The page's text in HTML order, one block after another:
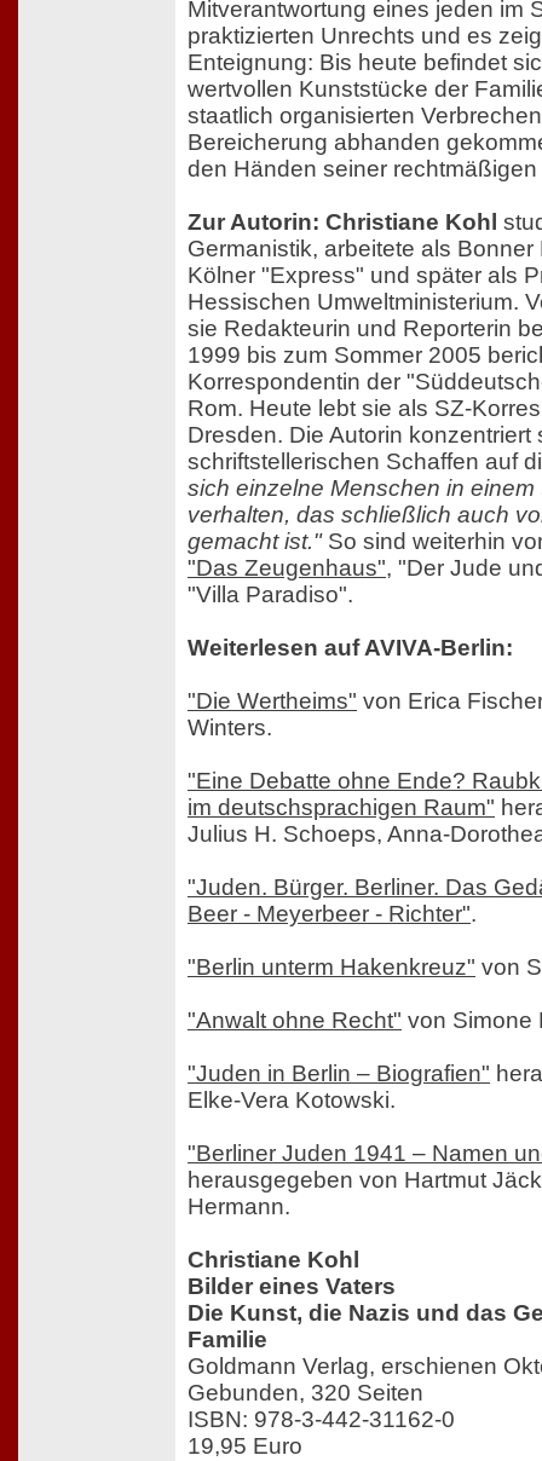
Mitverantwortung eines jeden im
praktizierten Unrechts und es
Enteignung: Bis heute befindet
wertvollen Kunststücke der
staatlich organisierten
Bereicherung abhanden
den Händen seiner rechtmäßigen
Zur Autorin: Christiane Kohl
Germanistik, arbeitete als
Kölner "Express" und später als
Hessischen Umweltministerium.
sie Redakteurin und Reporterin
1999 bis zum Sommer 2005
Korrespondentin der
Rom. Heute lebt sie als SZ-
Dresden. Die Autorin konzentriert
schriftstellerischen Schaffen auf
sich einzelne Menschen in einem
verhalten, das schließlich auch
gemacht ist."So sind weiterhin
"Das Zeugenhaus", "Der Jude
"Villa Paradiso".
Weiterlesen auf AVIVA-Berlin:
"Die Wertheims" von Erica
Winters.
"Eine Debatte ohne Ende?
im deutschsprachigen Raum"
Julius H. Schoeps, Anna-
"Juden. Bürger. Berliner. Das
Beer - Meyerbeer - Richter".
"Berlin unterm Hakenkreuz" von
"Anwalt ohne Recht" von Simone
"Juden in Berlin – Biografien"
Elke-Vera Kotowski.
"Berliner Juden 1941 – Namen
herausgegeben von Hartmut
Hermann.
Christiane Kohl
Bilder eines Vaters
Die Kunst, die Nazis und das
Familie
Goldmann Verlag, erschienen
Gebunden, 320 Seiten
ISBN: 978-3-442-31162-0
19,95 Euro